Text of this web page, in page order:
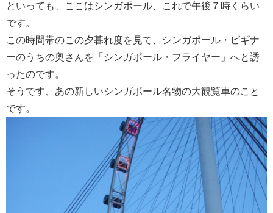
といっても、ここはシンガポール、これで午後７時くらい
です。
この時間帯のこの夕暮れ度を見て、シンガポール・ビギナ
ーのうちの奥さんを「シンガポール・フライヤー」へと誘
ったのです。
そうです、あの新しいシンガポール名物の大観覧車のこと
です。